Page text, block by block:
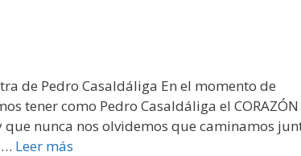
de Pedro Casaldáliga En el momento de
tener como Pedro Casaldáliga el CORAZÓN
que nunca nos olvidemos que caminamos
… Leer más